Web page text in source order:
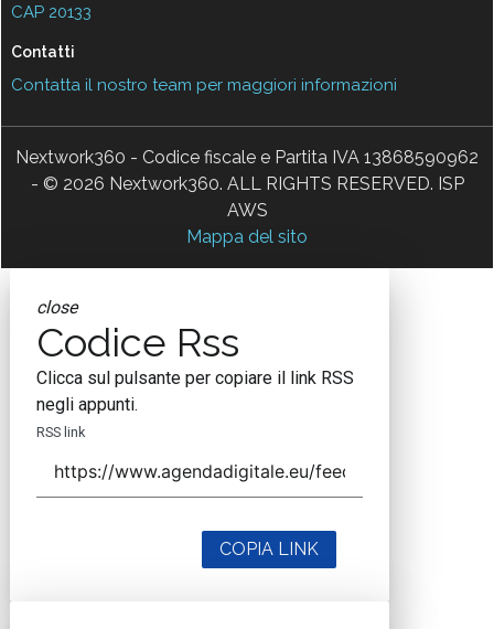
CAP 20133
Contatti
Contatta il nostro team per maggiori informazioni
Nextwork360 - Codice fiscale e Partita IVA 13868590962
- © 2026 Nextwork360. ALL RIGHTS RESERVED. ISP
AWS
Mappa del sito
close
Codice Rss
Clicca sul pulsante per copiare il link RSS
negli appunti.
RSS link
COPIA LINK